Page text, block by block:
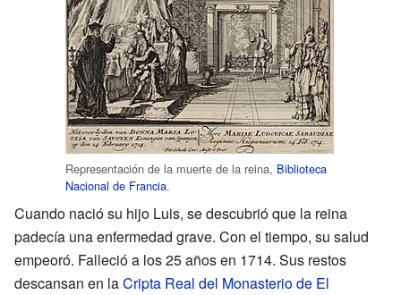
Representación de la muerte de la reina, Biblioteca
Nacional de Francia.
Cuando nació su hijo Luis, se descubrió que la reina
padecía una enfermedad grave. Con el tiempo, su salud
empeoró. Falleció a los 25 años en 1714. Sus restos
descansan en laCripta Real del Monasterio de El